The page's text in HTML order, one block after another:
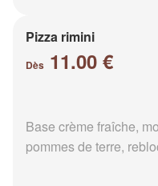
Pizza rimini
Dès 11.00 €
Base crème fraîche,
pommes de terre,